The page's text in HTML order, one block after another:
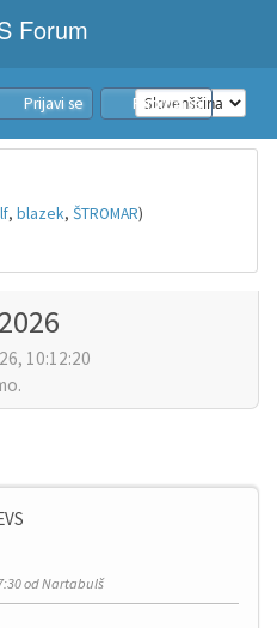
Forum
Prijavi se Pridruži se
, blazek, ŠTROMAR)
10:12:20
od Nartabulš